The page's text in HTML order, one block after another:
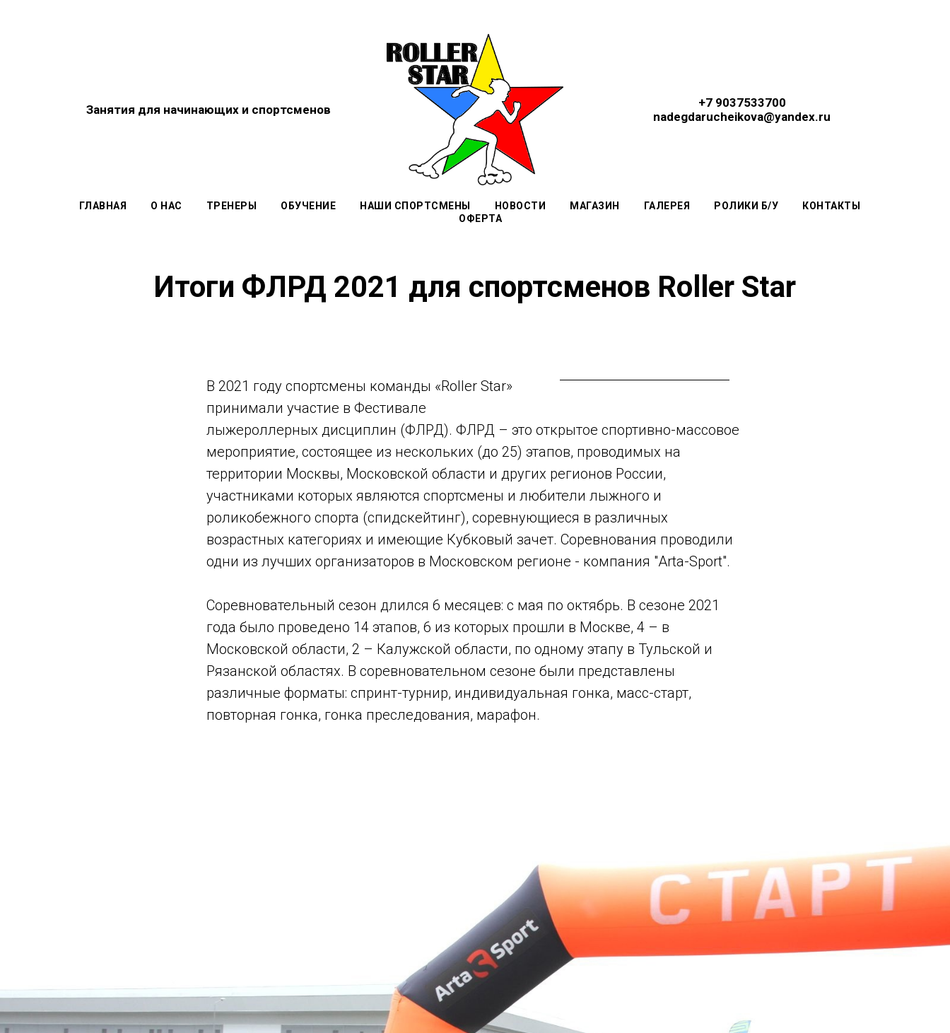
Занятия для начинающихи спортсменов
+7 9037533700
nadegdarucheikova@yandex.ru
ГЛАВНАЯ О НАС ТРЕНЕРЫ ОБУЧЕНИЕ НАШИ СПОРТСМЕНЫ НОВОСТИ МАГАЗИН ГАЛЕРЕЯ РОЛИКИ Б/У
КОНТАКТЫ
ОФЕРТА
Итоги ФЛРД 2021 для спортсменов Roller Star
В 2021 году спортсмены команды «Roller Star»
принимали участие в Фестивале
лыжероллерных дисциплин (ФЛРД). ФЛРД – это открытое спортивно-массовое
мероприятие, состоящее из нескольких (до 25) этапов, проводимых на
территории Москвы, Московской области и других регионов России,
участниками которых являются спортсмены и любители лыжного и
роликобежного спорта (спидскейтинг), соревнующиеся в различных
возрастных категориях и имеющие Кубковый зачет. Соревнования проводили
одни из лучших организаторов в Московском регионе - компания "Arta-Sport".
Соревновательный сезон длился 6 месяцев: с мая по октябрь. В сезоне 2021
года было проведено 14 этапов, 6 из которых прошли в Москве, 4 – в
Московской области, 2 – Калужской области, по одному этапу в Тульской и
Рязанской областях. В соревновательном сезоне были представлены
различные форматы: спринт-турнир, индивидуальная гонка, масс-старт,
повторная гонка, гонка преследования, марафон.